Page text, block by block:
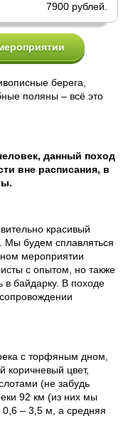
7900 рублей.
берега,
поляны – всё это
данный поход
вне расписания, в
красивый
Мы будем сплавляться
мероприятии
с опытом, но также
в байдарку. В походе
с торфяным дном,
коричневый цвет,
(не забудь
92 км (из них мы
0,6 – 3,5 м, а средняя